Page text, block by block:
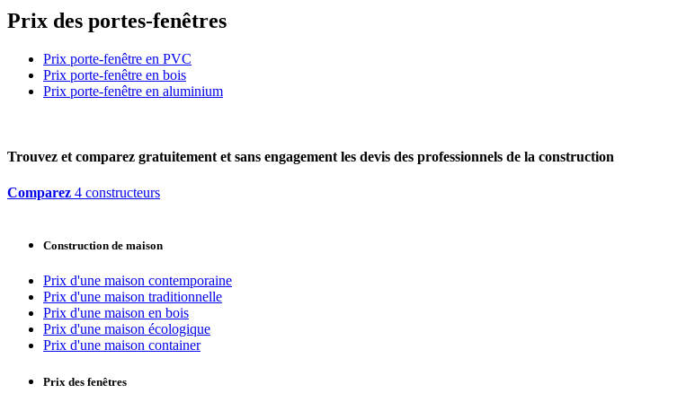
Prix des portes-fenêtres
Prix porte-fenêtre en PVC
Prix porte-fenêtre en bois
Prix porte-fenêtre en aluminium
Trouvez et comparez gratuitement et sans engagement les devis des professionnels de la construction
Comparez 4 constructeurs
Construction de maison
Prix d'une maison contemporaine
Prix d'une maison traditionnelle
Prix d'une maison en bois
Prix d'une maison écologique
Prix d'une maison container
Prix des fenêtres